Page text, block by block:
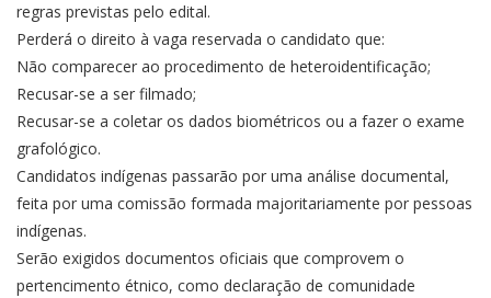
regras previstas pelo edital.
Perderá o direito à vaga reservada o candidato que:
Não comparecer ao procedimento de heteroidentificação;
Recusar-se a ser filmado;
Recusar-se a coletar os dados biométricos ou a fazer o exame
grafológico.
Candidatos indígenas passarão por uma análise documental,
feita por uma comissão formada majoritariamente por pessoas
indígenas.
Serão exigidos documentos oficiais que comprovem o
pertencimento étnico, como declaração de comunidade